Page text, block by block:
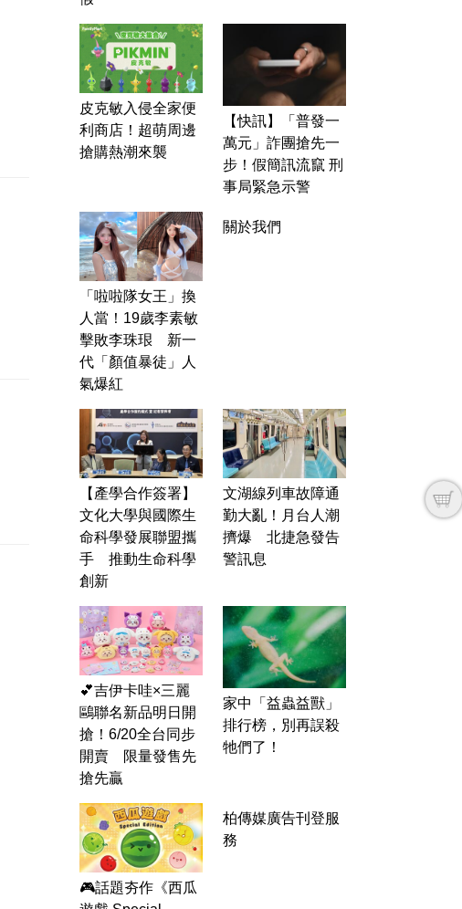
皮克敏入侵全家便
利商店！超萌周邊
搶購熱潮來襲
【快訊】「普發一
萬元」詐團搶先一
步！假簡訊流竄 刑
事局緊急示警
「啦啦隊女王」換
人當！19歲李素敏
擊敗李珠珢 新一
代「顏值暴徒」人
氣爆紅
關於我們
【產學合作簽署】
文化大學與國際生
命科學發展聯盟攜
手 推動生命科學
創新
文湖線列車故障通
勤大亂！月台人潮
擠爆 北捷急發告
警訊息
💕吉伊卡哇×三麗
鷗聯名新品明日開
搶！6/20全台同步
開賣 限量發售先
搶先贏
家中「益蟲益獸」
排行榜，別再誤殺
牠們了！
🎮話題夯作《西瓜
柏傳媒廣告刊登服
務